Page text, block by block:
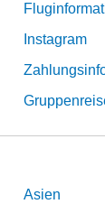
Instagram
Asien